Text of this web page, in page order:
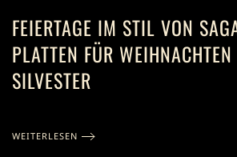
FEIERTAGE IM STIL VON
PLATTEN FÜR
SILVESTER
WEITERLESEN